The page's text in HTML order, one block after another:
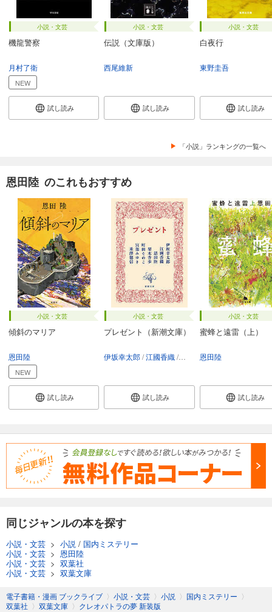
小説・文芸
機龍警察
月村了衛
NEW
試し読み
小説・文芸
伝説（文庫版）
西尾維新
試し読み
小説・文芸
白夜行
東野圭吾
試し読み
「小説」ランキングの一覧へ
恩田陸 のこれもおすすめ
小説・文芸
傾斜のマリア
恩田陸
NEW
試し読み
小説・文芸
プレゼント（新潮文庫）
伊坂幸太郎 江國香織 恩田陸 梨木香歩
試し読み
小説・文芸
蜜蜂と遠雷（上）
恩田陸
試し読み
同じジャンルの本を探す
小説・文芸 > 小説 / 国内ミステリー
小説・文芸 > 恩田陸
小説・文芸 > 双葉社
小説・文芸 > 双葉文庫
電子書籍・漫画 ブックライブ 〉 小説・文芸 〉 小説 〉 国内ミステリー 〉
双葉社 〉 双葉文庫 〉 クレオパトラの夢 新装版